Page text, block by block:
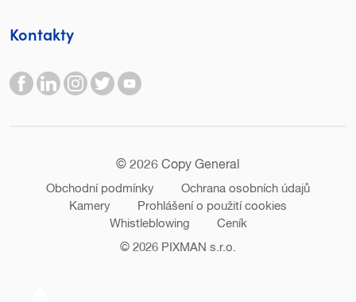
Kontakty
© 2026 Copy General
Obchodní podmínky
Ochrana osobních údajů
Kamery
Prohlášení o použití cookies
Whistleblowing
Ceník
© 2026 PIXMAN s.r.o.